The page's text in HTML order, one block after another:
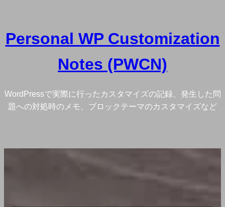
を
ス
Personal WP Customization
Notes (PWCN)
WordPressで実際に行ったカスタマイズの記録、発生した問
題への対処時のメモ、ブロックテーマのカスタマイズなど